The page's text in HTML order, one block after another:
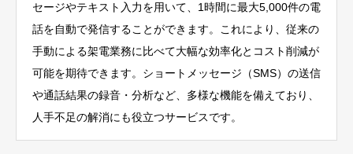
セージやテキスト入力を用いて、1時間に最大5,000件の電
話を自動で発信することができます。
これにより、従来の
手動による架電業務に比べて大幅な効率化とコスト削減が
可能を期待できます。 ショートメッセージ（SMS）の送信
や通話結果の録音・分析など、多様な機能を備えており、
人手不足の解消にも役立つサービスです。